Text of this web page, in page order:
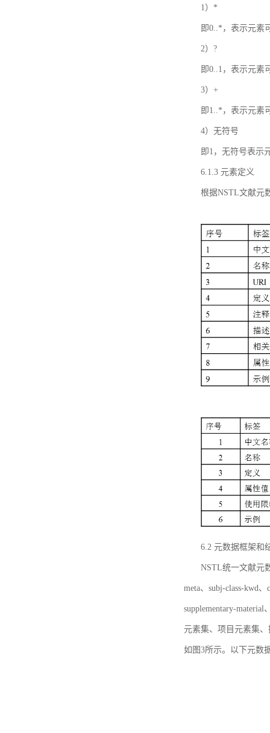
1）*
即0..*，表示元素
2）?
即0..1，表示元素
3）+
即1..*，表示元素
4）无符号
即1，无符号表示
6.1.3 元素定义
根据NSTL文献元
6.2 元数据框架和
NSTL统一文献元
meta、subj-class-kwd
supplementary-
元素集、项目元素集
如图3所示。以下元数